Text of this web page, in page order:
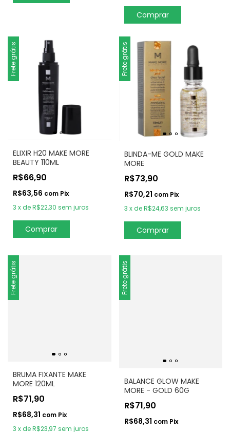
Comprar
Frete grátis
ELIXIR H20 MAKE MORE
BEAUTY 110ML
R$66,90
R$63,56 com Pix
3 xdeR$22,30 sem juros
Frete grátis
BLINDA-ME GOLD MAKE
MORE
R$73,90
R$70,21 com Pix
3 xdeR$24,63 sem juros
Frete grátis
BRUMA FIXANTE MAKE
MORE 120ML
R$71,90
R$68,31 com Pix
3 xdeR$23,97 sem juros
Frete grátis
BALANCE GLOW MAKE
MORE - GOLD 60G
R$71,90
R$68,31 com Pix